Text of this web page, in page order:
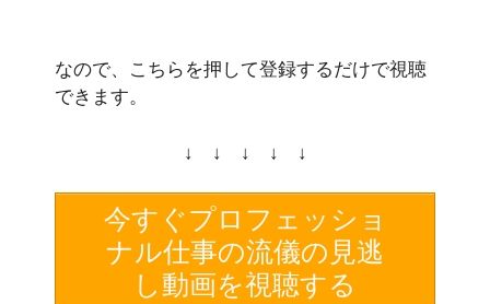
なので、こちらを押して登録するだけで視聴
できます。
↓ ↓ ↓ ↓ ↓
今すぐプロフェッショ
ナル仕事の流儀の見逃
し動画を視聴する